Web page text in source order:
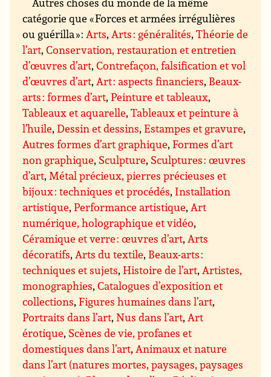
catégorie que « Forces et armées irrégulières
ou guérilla » :Arts,Arts : généralités,Théorie de
l’art,Conservation, restauration et entretien
d’œuvres d’art,Contrefaçon, falsification et vol
d’œuvres d’art,Art : aspects financiers, Beaux-
arts : formes d’art,Peinture et tableaux,
Tableaux et aquarelle,Tableaux et peinture à
l’huile,Dessin et dessins,Estampes et gravure,
Autres formes d’art graphique,Formes d’art
non graphique, Sculpture, Sculptures : œuvres
d’art,Métal précieux, pierres précieuses et
bijoux : techniques et procédés, Installation
artistique,Performance artistique,Art
numérique, holographique et vidéo,
Céramique et verre : œuvres d’art,Arts
décoratifs,Arts du textile, Beaux-arts :
techniques et sujets,Histoire de l’art,Artistes,
monographies,Catalogues d’exposition et
collections,Figures humaines dans l’art,
Portraits dans l’art,Nus dans l’art,Art
érotique, Scènes de vie, profanes et
domestiques dans l’art,Animaux et nature
dans l’art (natures mortes, paysages, paysages